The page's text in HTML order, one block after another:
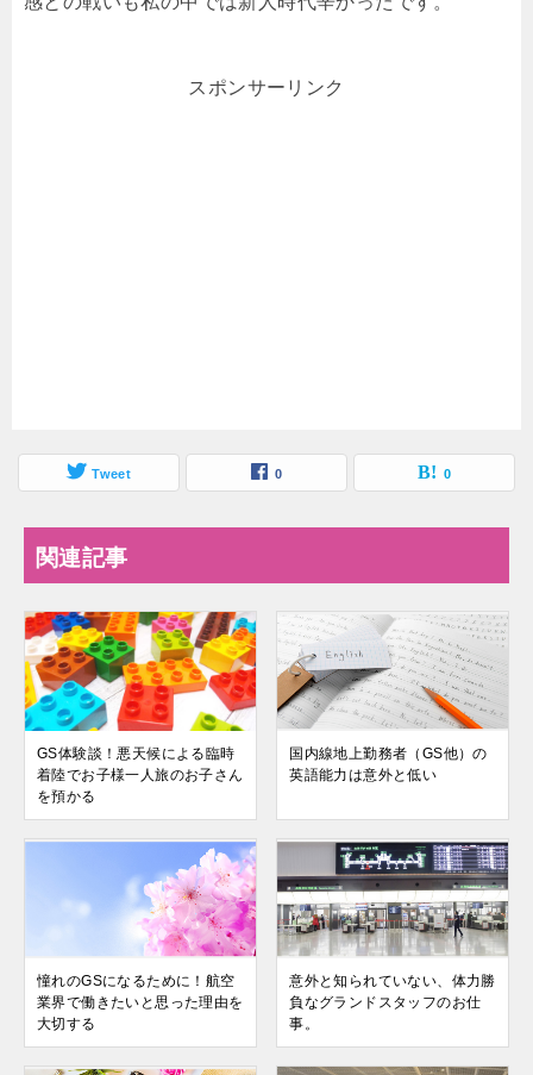
スポンサーリンク
Tweet 0 0
関連記事
GS体験談！悪天候による臨時
着陸でお子様一人旅のお子さん
を預かる
国内線地上勤務者（GS他）の
英語能力は意外と低い
憧れのGSになるために！航空
業界で働きたいと思った理由を
大切する
意外と知られていない、体力勝
負なグランドスタッフのお仕
事。